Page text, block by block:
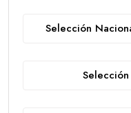
Selección